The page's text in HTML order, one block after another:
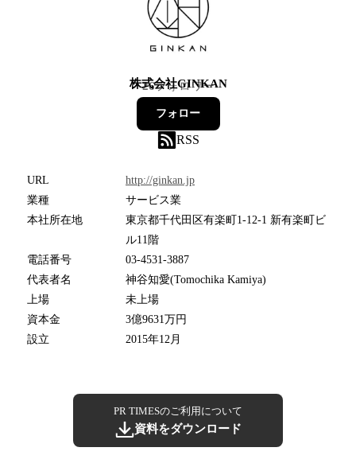
株式会社GINKAN
26フォロワー
フォロー
RSS
URL
http://ginkan.jp
業種
サービス業
本社所在地
東京都千代⽥区有楽町1-12-1 新有楽町ビ
ル11階
電話番号
03-4531-3887
代表者名
神谷知愛(Tomochika Kamiya)
上場
未上場
資本金
3億9631万円
設立
2015年12月
PR TIMESのご利用について
資料をダウンロード